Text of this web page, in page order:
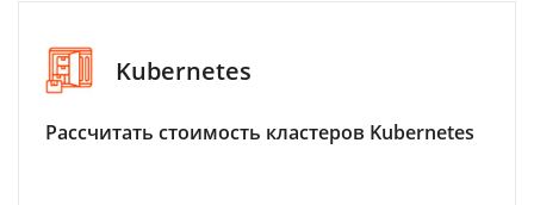
Kubernetes
Рассчитать стоимость кластеров Kubernetes